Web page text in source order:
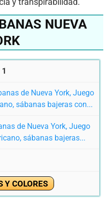
NUEVA
1
de Nueva York, Juego
sábanas bajeras...
Y COLORES